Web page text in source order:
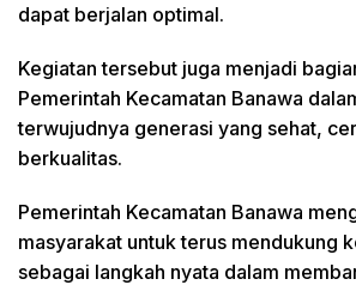
dapat berjalan optimal.
Kegiatan tersebut juga menjadi
Pemerintah Kecamatan Banawa
terwujudnya generasi yang sehat,
berkualitas.
Pemerintah Kecamatan Banawa
masyarakat untuk terus mendukung
sebagai langkah nyata dalam